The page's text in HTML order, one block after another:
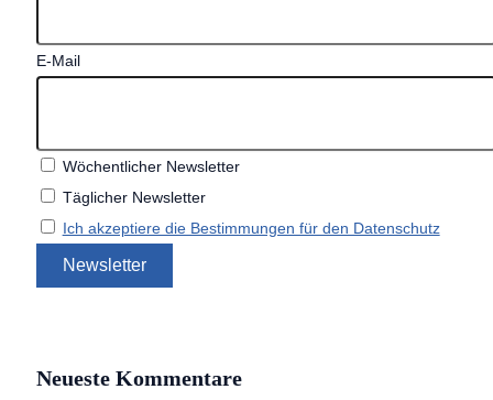
E-Mail
Wöchentlicher Newsletter
Täglicher Newsletter
Ich akzeptiere die Bestimmungen für den Datenschutz
Neueste Kommentare